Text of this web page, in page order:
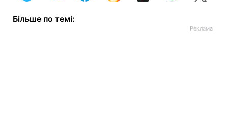
Більше по темі: